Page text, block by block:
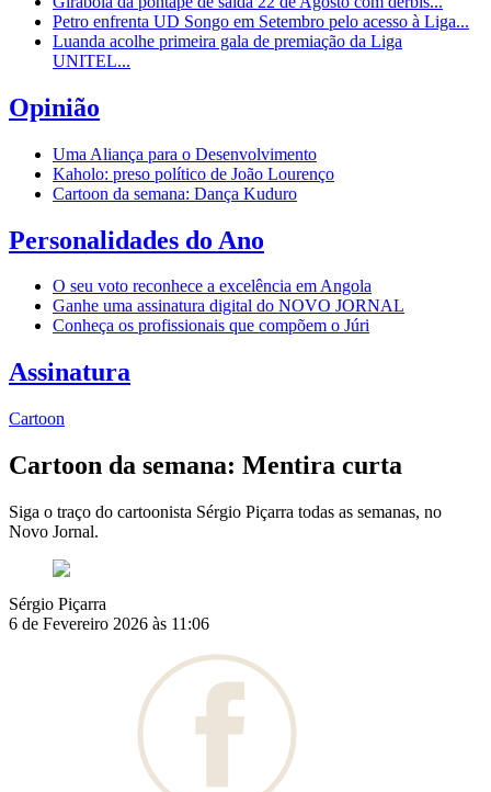
Petro enfrenta UD Songo em Setembro pelo acesso à Liga...
Luanda acolhe primeira gala de premiação da Liga
UNITEL...
Opinião
Uma Aliança para o Desenvolvimento
Kaholo: preso político de João Lourenço
Cartoon da semana: Dança Kuduro
Personalidades do Ano
O seu voto reconhece a excelência em Angola
Ganhe uma assinatura digital do NOVO JORNAL
Conheça os profissionais que compõem o Júri
Assinatura
Cartoon
Cartoon da semana: Mentira curta
Siga o traço do cartoonista Sérgio Piçarra todas as semanas, no
Novo Jornal.
Sérgio Piçarra
6 de Fevereiro 2026 às 11:06